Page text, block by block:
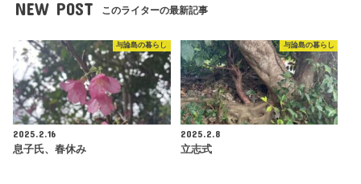
NEW POST このライターの最新記事
与論島の暮らし
2025.2.16
息子氏、春休み
与論島の暮らし
2025.2.8
立志式